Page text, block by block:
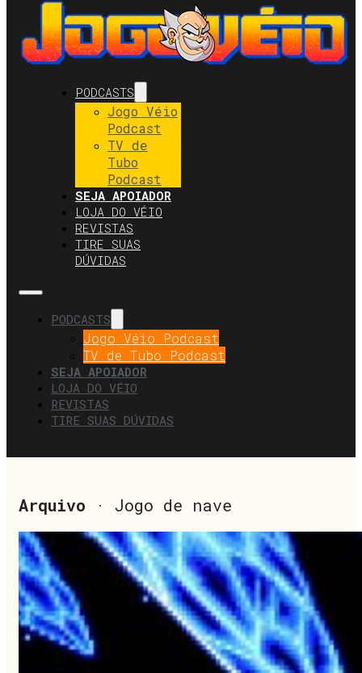
PODCASTS
Jogo Véio
Podcast
TV de
Tubo
Podcast
SEJA APOIADOR
LOJA DO VÉIO
REVISTAS
TIRE SUAS
DÚVIDAS
PODCASTS
Jogo Véio Podcast
TV de Tubo Podcast
SEJA APOIADOR
LOJA DO VÉIO
REVISTAS
TIRE SUAS DÚVIDAS
Arquivo · Jogo de nave